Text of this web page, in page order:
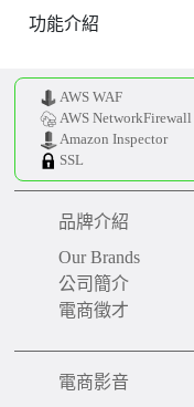
功能介紹
AWS WAF
AWS NetworkFirewall
Amazon Inspector
SSL
品牌介紹
Our Brands
公司簡介
電商徵才
電商影音